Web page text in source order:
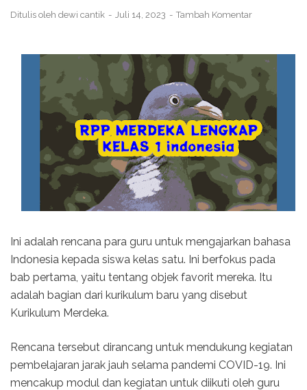
Ditulis oleh dewi cantik Juli 14, 2023 Tambah Komentar
Ini adalah rencana para guru untuk mengajarkan bahasa
Indonesia kepada siswa kelas satu. Ini berfokus pada
bab pertama, yaitu tentang objek favorit mereka. Itu
adalah bagian dari kurikulum baru yang disebut
Kurikulum Merdeka.
Rencana tersebut dirancang untuk mendukung kegiatan
pembelajaran jarak jauh selama pandemi COVID-19. Ini
mencakup modul dan kegiatan untuk diikuti oleh guru